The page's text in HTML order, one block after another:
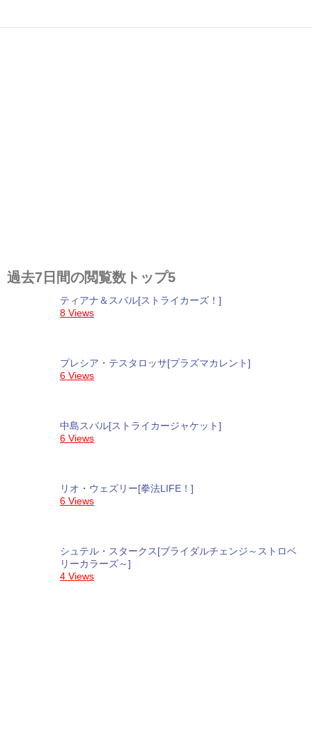
過去7日間の閲覧数トップ5
ティアナ＆スバル[ストライカーズ！]
8 Views
プレシア・テスタロッサ[プラズマカレント]
6 Views
中島スバル[ストライカージャケット]
6 Views
リオ・ウェズリー[拳法LIFE！]
6 Views
シュテル・スタークス[ブライダルチェンジ～ストロベ
リーカラーズ～]
4 Views